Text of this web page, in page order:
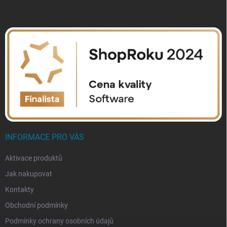
INFORMACE PRO VÁS
Aktivace produktů
Jak nakupovat
Kontakty
Obchodní podmínky
Podmínky ochrany osobních údajů